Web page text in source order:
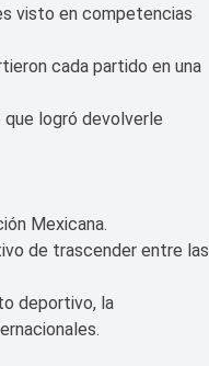
visto en competencias
cada partido en una
que logró devolverle
Mexicana.
de trascender entre las
deportivo, la